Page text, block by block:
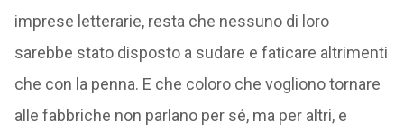
imprese letterarie, resta che nessuno di loro
sarebbe stato disposto a sudare e faticare altrimenti
che con la penna. E che coloro che vogliono tornare
alle fabbriche non parlano per sé, ma per altri, e